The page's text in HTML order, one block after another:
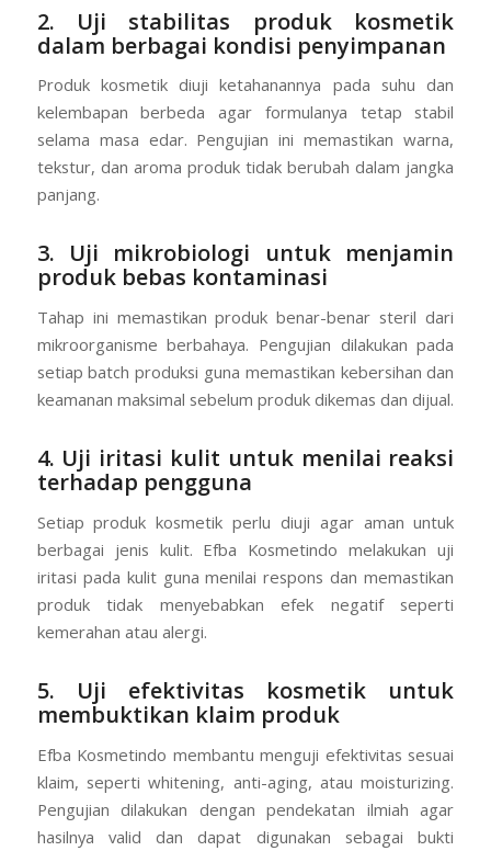
2. Uji stabilitas produk kosmetik
dalam berbagai kondisi penyimpanan
Produk kosmetik diuji ketahanannya pada suhu dan
kelembapan berbeda agar formulanya tetap stabil
selama masa edar. Pengujian ini memastikan warna,
tekstur, dan aroma produk tidak berubah dalam jangka
panjang.
3. Uji mikrobiologi untuk menjamin
produk bebas kontaminasi
Tahap ini memastikan produk benar-benar steril dari
mikroorganisme berbahaya. Pengujian dilakukan pada
setiap batch produksi guna memastikan kebersihan dan
keamanan maksimal sebelum produk dikemas dan dijual.
4. Uji iritasi kulit untuk menilai reaksi
terhadap pengguna
Setiap produk kosmetik perlu diuji agar aman untuk
berbagai jenis kulit. Efba Kosmetindo melakukan uji
iritasi pada kulit guna menilai respons dan memastikan
produk tidak menyebabkan efek negatif seperti
kemerahan atau alergi.
5. Uji efektivitas kosmetik untuk
membuktikan klaim produk
Efba Kosmetindo membantu menguji efektivitas sesuai
klaim, seperti whitening, anti-aging, atau moisturizing.
Pengujian dilakukan dengan pendekatan ilmiah agar
hasilnya valid dan dapat digunakan sebagai bukti